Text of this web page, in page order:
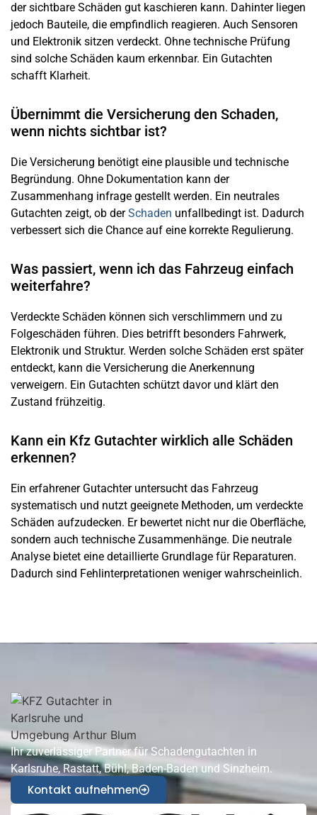
der sichtbare Schäden gut kaschieren kann. Dahinter liegen
jedoch Bauteile, die empfindlich reagieren. Auch Sensoren
und Elektronik sitzen verdeckt. Ohne technische Prüfung
sind solche Schäden kaum erkennbar. Ein Gutachten
schafft Klarheit.
Übernimmt die Versicherung den Schaden,
wenn nichts sichtbar ist?
Die Versicherung benötigt eine plausible und technische
Begründung. Ohne Dokumentation kann der
Zusammenhang infrage gestellt werden. Ein neutrales
Gutachten zeigt, ob derSchaden unfallbedingt ist. Dadurch
verbessert sich die Chance auf eine korrekte Regulierung.
Was passiert, wenn ich das Fahrzeug einfach
weiterfahre?
Verdeckte Schäden können sich verschlimmern und zu
Folgeschäden führen. Dies betrifft besonders Fahrwerk,
Elektronik und Struktur. Werden solche Schäden erst später
entdeckt, kann die Versicherung die Anerkennung
verweigern. Ein Gutachten schützt davor und klärt den
Zustand frühzeitig.
Kann ein Kfz Gutachter wirklich alle Schäden
erkennen?
Ein erfahrener Gutachter untersucht das Fahrzeug
systematisch und nutzt geeignete Methoden, um verdeckte
Schäden aufzudecken. Er bewertet nicht nur die Oberfläche,
sondern auch technische Zusammenhänge. Die neutrale
Analyse bietet eine detaillierte Grundlage für Reparaturen.
Dadurch sind Fehlinterpretationen weniger wahrscheinlich.
Ihr zuverlässiger Partner für Schadengutachten in
Karlsruhe, Rastatt, Bühl, Baden-Baden und Sinzheim.
Kontakt aufnehmen